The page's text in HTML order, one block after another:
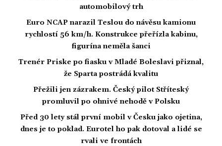
automobilový trh
Euro NCAP narazil Teslou do návěsu kamionu
rychlostí 56 km/h. Konstrukce přeřízla kabinu,
figurína neměla šanci
Trenér Priske po fiasku v Mladé Boleslavi přiznal,
že Sparta postrádá kvalitu
Přežili jen zázrakem. Český pilot Stříteský
promluvil po ohnivé nehodě v Polsku
Před 30 lety stál první mobil v Česku jako ojetina,
dnes je to poklad. Eurotel ho pak dotoval a lidé se
rvali ve frontách